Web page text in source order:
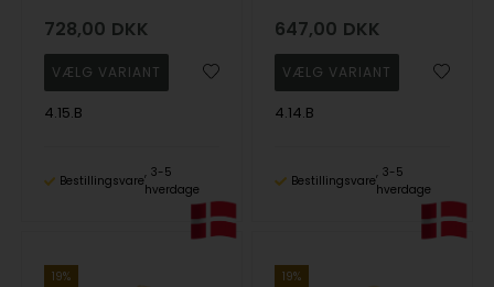
728,00 DKK
4.15.B
Bestillingsvare
3-5
hverdage
647,00 DKK
4.14.B
Bestillingsvare
3-5
hverdage
19% 19%